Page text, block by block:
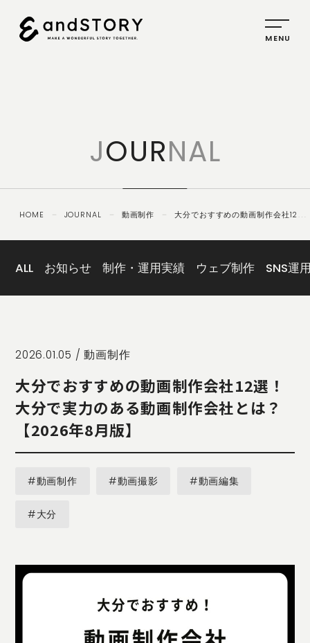
SERVICE
PLANNING
CREATIVE
IDENTITY
ABOUT
US
COMPANY
JOURNAL
CONTACT
US
OTHERS
PRIVACY
SECURITY
特定商取引
JOURNAL
HOME － JOURNAL － 動画制作 －
大分でおすすめの動画制作会社12
ALL お知らせ 制作・運用実績 ウェブ制作 SNS運
2026.01.05 /動画制作
大分でおすすめの動画制作会社12選！
大分で実力のある動画制作会社とは？
【2026年8月版】
#動画制作 #動画撮影 #動画編集
#大分